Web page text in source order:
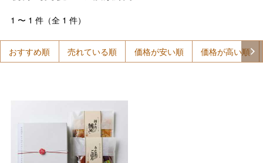
1 〜 1 件（全 1 件）
おすすめ順 売れている順 価格が安い順 価格が高い順
バレンタインチョコレート